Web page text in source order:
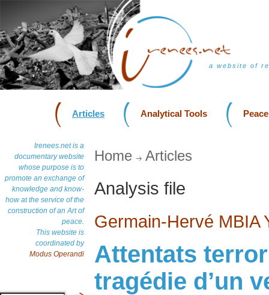
a website of
Articles Analytical Tools
Irenees.net is a
documentary website
whose purpose is to
promote an exchange of
knowledge and know-
how at the service of the
construction of an Art of
peace.
This website is
coordinated by
Modus Operandi
Home Articles
Analysis file
Germain-Hervé MBIA
Attentats
tragédie d’un